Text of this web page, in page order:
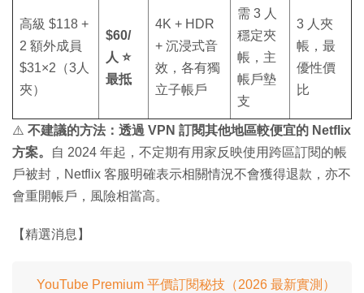
高級 $118 +
2 額外成員
$31×2（3人
夾）
$60/
人 ⭐
最抵
4K + HDR
+ 沉浸式音
效，各有獨
立子帳戶
需 3 人
穩定夾
帳，主
帳戶墊
支
3 人夾
帳，最
優性價
比
⚠️ 不建議的方法：透過 VPN 訂閱其他地區較便宜的 Netflix
方案。
自 2024 年起，不定期有用家反映使用跨區訂閱的帳
戶被封，Netflix 客服明確表示相關情況不會獲得退款，亦不
會重開帳戶，風險相當高。
【精選消息】
YouTube Premium 平價訂閱秘技（2026 最新實測）